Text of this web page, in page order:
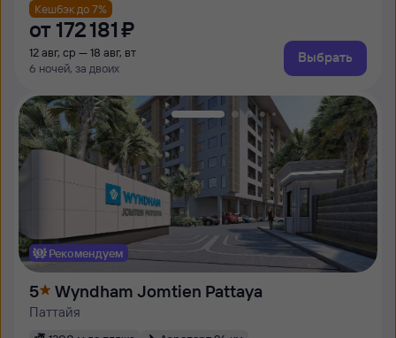
Кешбэк до 7%
от 172 ⁠181 ⁠₽
12 авг, ср — 18 авг, вт
6 ночей, за двоих
Выбрать
Рекомендуем
5 Wyndham Jomtien Pattaya
Паттайя